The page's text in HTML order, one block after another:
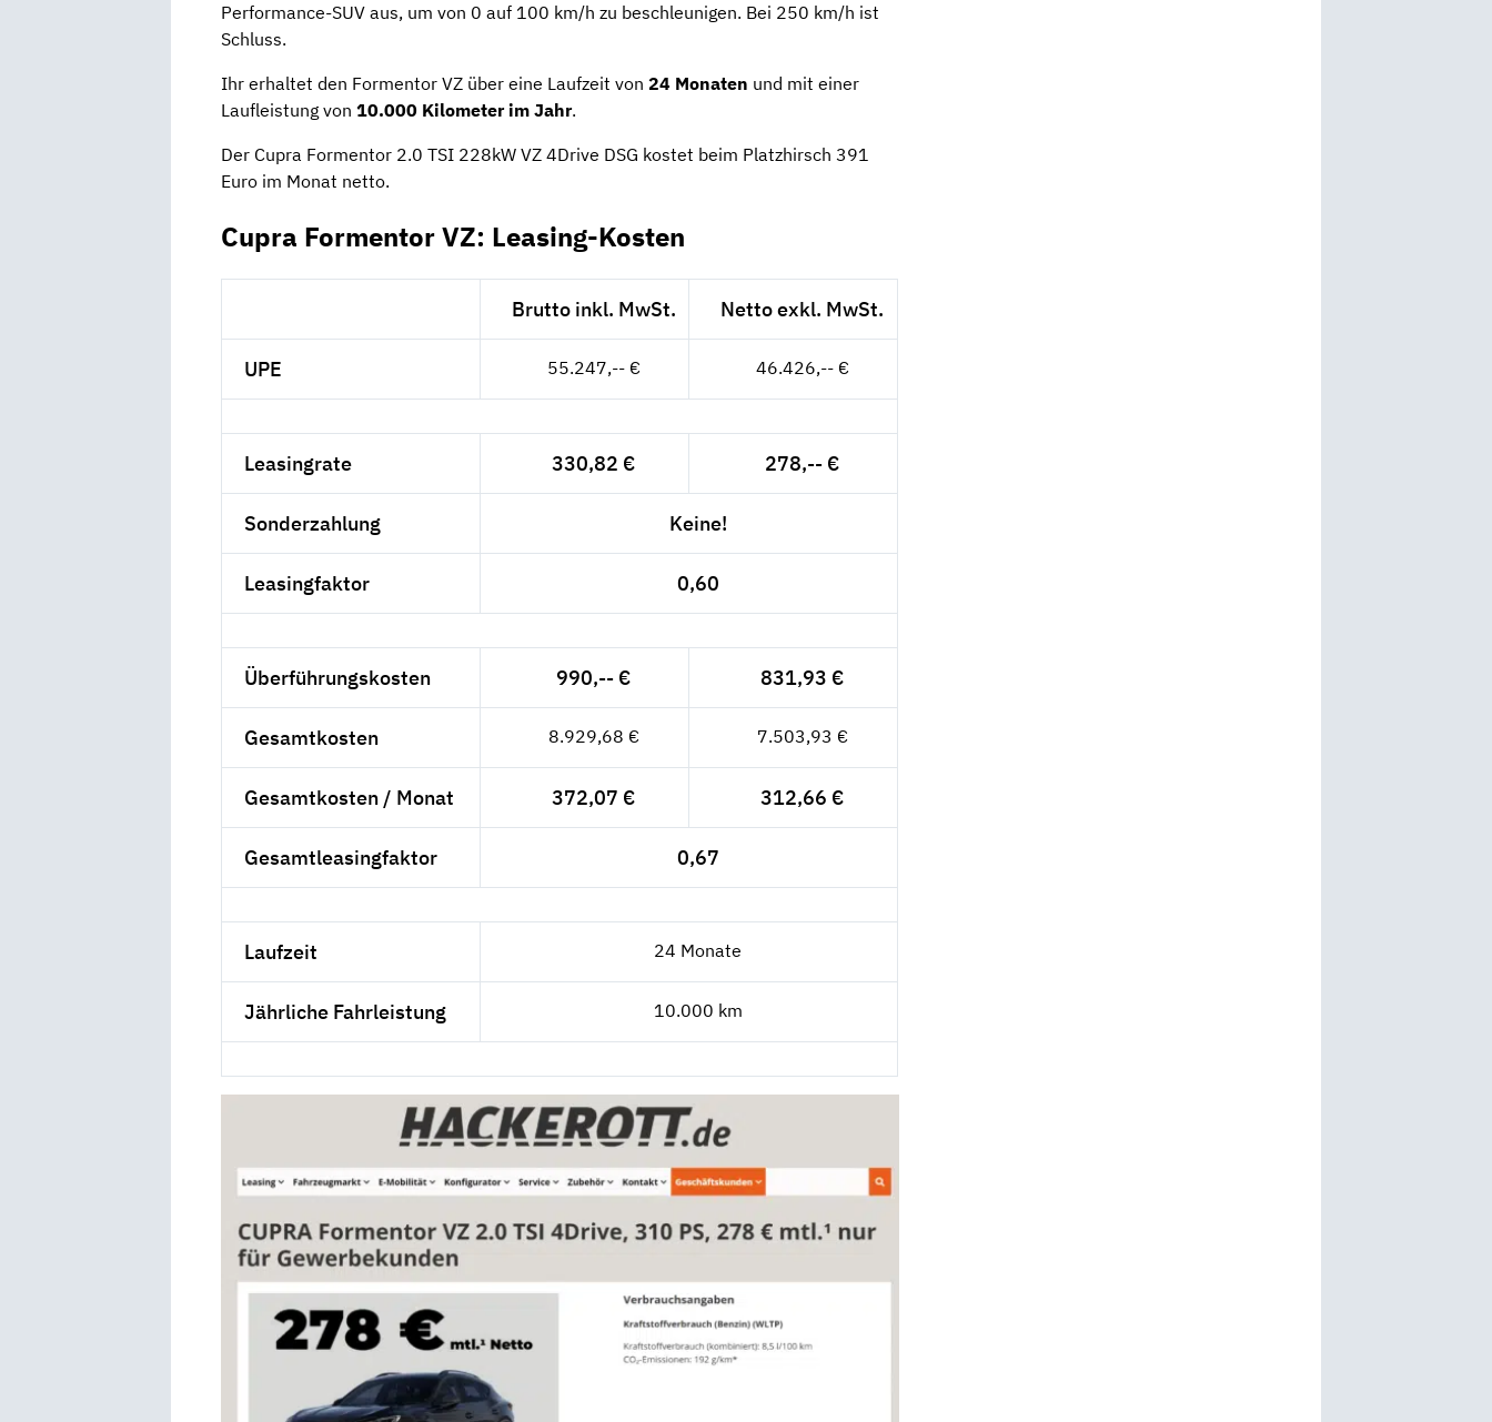
Performance-SUV aus, um von 0 auf 100 km/h zu beschleunigen. Bei 250 km/h ist
Schluss.
Ihr erhaltet den Formentor VZ über eine Laufzeit von 24 Monaten und mit einer
Laufleistung von 10.000 Kilometer im Jahr.
Der Cupra Formentor 2.0 TSI 228kW VZ 4Drive DSG kostet beim Platzhirsch 391
Euro im Monat netto.
Cupra Formentor VZ: Leasing-Kosten
Brutto inkl. MwSt. Netto exkl. MwSt.
UPE 55.247,-- € 46.426,-- €
Leasingrate 330,82 € 278,-- €
Sonderzahlung Keine!
Leasingfaktor 0,60
Überführungskosten 990,-- € 831,93 €
Gesamtkosten 8.929,68 € 7.503,93 €
Gesamtkosten / Monat 372,07 € 312,66 €
Gesamtleasingfaktor 0,67
Laufzeit 24 Monate
Jährliche Fahrleistung 10.000 km